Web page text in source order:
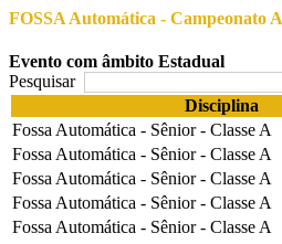
FOSSA Automática - Campeonato
Evento com âmbito Estadual
Pesquisar
Disciplina
Fossa Automática - Sênior - Classe A
Fossa Automática - Sênior - Classe A
Fossa Automática - Sênior - Classe A
Fossa Automática - Sênior - Classe A
Fossa Automática - Sênior - Classe A